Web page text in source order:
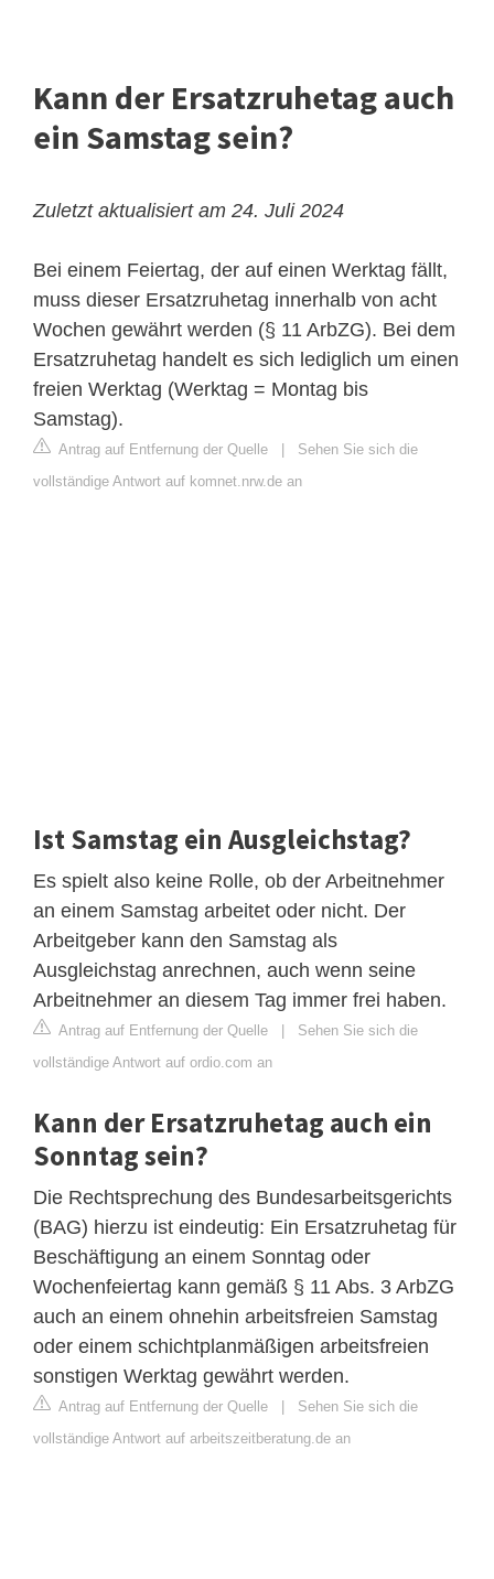
Kann der Ersatzruhetag auch
ein Samstag sein?
Zuletzt aktualisiert am 24. Juli 2024
Bei einem Feiertag, der auf einen Werktag fällt,
muss dieser Ersatzruhetag innerhalb von acht
Wochen gewährt werden (§ 11 ArbZG). Bei dem
Ersatzruhetag handelt es sich lediglich um einen
freien Werktag (Werktag = Montag bis
Samstag).
Antrag auf Entfernung der Quelle
Sehen Sie sich die
vollständige Antwort auf komnet.nrw.de an
Ist Samstag ein Ausgleichstag?
Es spielt also keine Rolle, ob der Arbeitnehmer
an einem Samstag arbeitet oder nicht. Der
Arbeitgeber kann den Samstag als
Ausgleichstag anrechnen, auch wenn seine
Arbeitnehmer an diesem Tag immer frei haben.
Antrag auf Entfernung der Quelle
Sehen Sie sich die
vollständige Antwort auf ordio.com an
Kann der Ersatzruhetag auch ein
Sonntag sein?
Die Rechtsprechung des Bundesarbeitsgerichts
(BAG) hierzu ist eindeutig: Ein Ersatzruhetag für
Beschäftigung an einem Sonntag oder
Wochenfeiertag kann gemäß § 11 Abs. 3 ArbZG
auch an einem ohnehin arbeitsfreien Samstag
oder einem schichtplanmäßigen arbeitsfreien
sonstigen Werktag gewährt werden.
Antrag auf Entfernung der Quelle
Sehen Sie sich die
vollständige Antwort auf arbeitszeitberatung.de an